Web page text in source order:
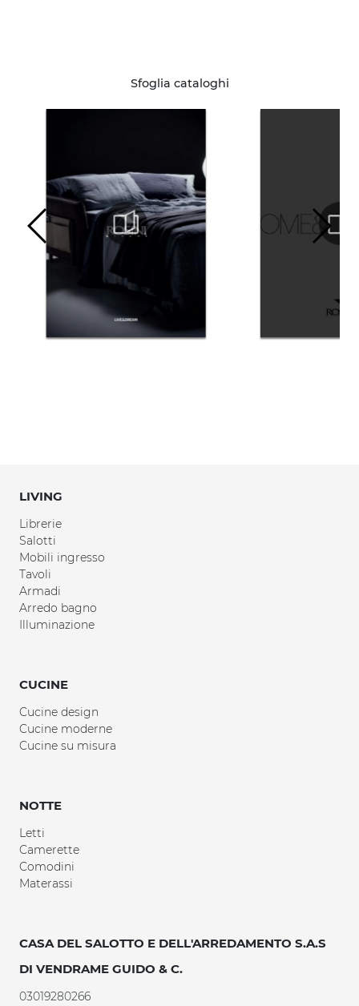
Sfoglia cataloghi
LIVING
Librerie
Salotti
Mobili ingresso
Tavoli
Armadi
Arredo bagno
Illuminazione
CUCINE
Cucine design
Cucine moderne
Cucine su misura
NOTTE
Letti
Camerette
Comodini
Materassi
CASA DEL SALOTTO E DELL'ARREDAMENTO S.A.S
DI VENDRAME GUIDO & C.
03019280266